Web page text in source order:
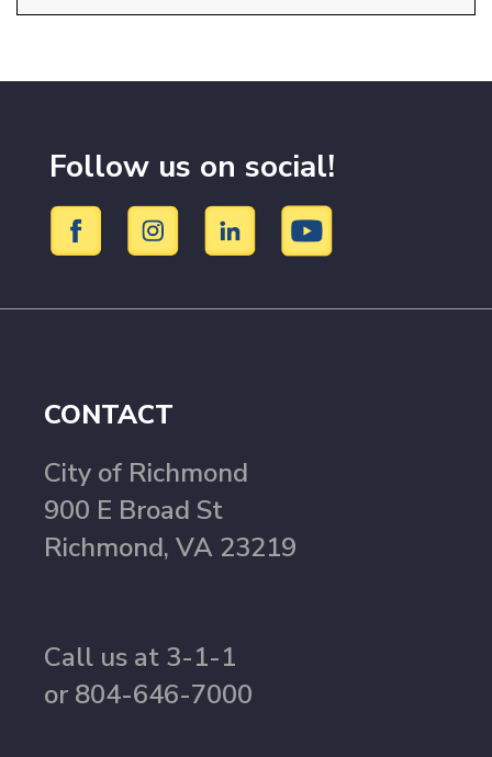
Follow us on social!
CONTACT
City of Richmond
900 E Broad St
Richmond, VA 23219
Call us at 3-1-1
or 804-646-7000